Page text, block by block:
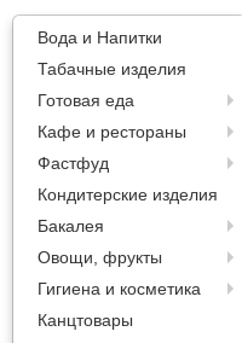
Вода и Напитки
Табачные изделия
Готовая еда
Кафе и рестораны
Фастфуд
Кондитерские изделия
Бакалея
Овощи, фрукты
Гигиена и косметика
Канцтовары